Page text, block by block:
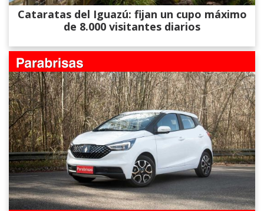
Cataratas del Iguazú: fijan un cupo máximo
de 8.000 visitantes diarios